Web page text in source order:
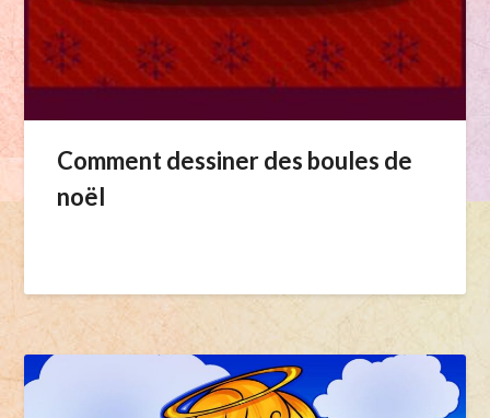
Comment dessiner des boules de
noël